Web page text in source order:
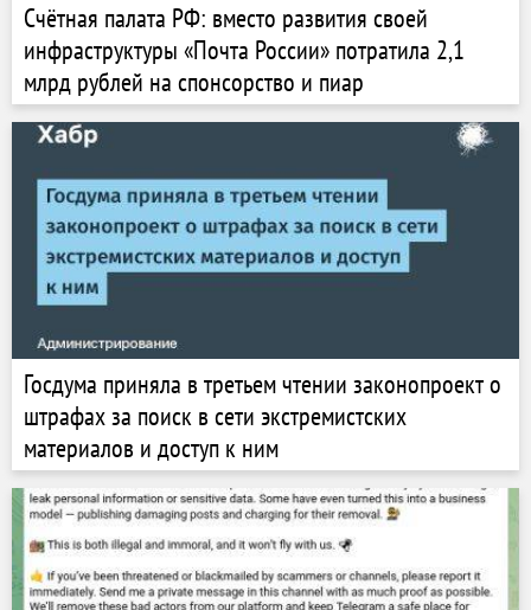
Счётная палата РФ: вместо развития своей
инфраструктуры «Почта России» потратила 2,1
млрд рублей на спонсорство и пиар
Госдума приняла в третьем чтении законопроект о
штрафах за поиск в сети экстремистских
материалов и доступ к ним